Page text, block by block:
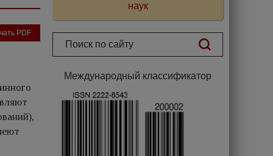
PDF
наук
Международный классификатор